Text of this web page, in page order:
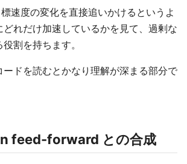
速度の変化を直接追いかけるというよ
どれだけ加速しているかを見て、過剰な
割を持ちます。
ードを読むとかなり理解が深まる部分で
feed-forward との合成